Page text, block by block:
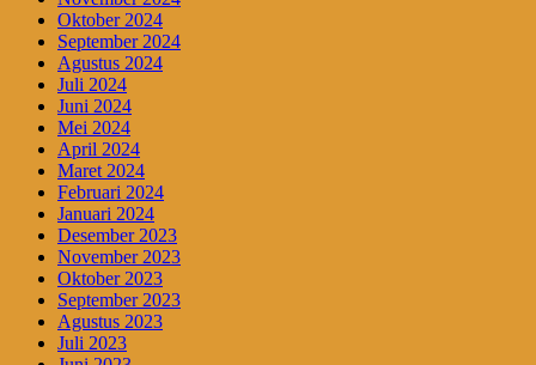
Oktober 2024
September 2024
Agustus 2024
Juli 2024
Juni 2024
Mei 2024
April 2024
Maret 2024
Februari 2024
Januari 2024
Desember 2023
November 2023
Oktober 2023
September 2023
Agustus 2023
Juli 2023